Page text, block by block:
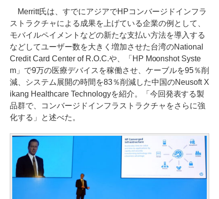
Merritt氏は、すでにアジアでHPコンバージドインフラ
ストラクチャによる成果を上げている企業の例として、
モバイルペイメントなどの新たな支払い方法を導入する
などしてユーザー数を大きく増加させた台湾のNational
Credit Card Center of R.O.C.や、「HP Moonshot Syste
m」で9万の医療デバイスを稼働させ、ケーブルを95％削
減、システム展開の時間を83％削減した中国のNeusoft X
ikang Healthcare Technologyを紹介。「今回発表する製
品群で、コンバージドインフラストラクチャをさらに強
化する」と述べた。